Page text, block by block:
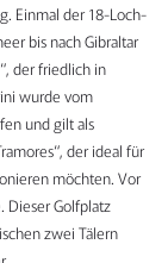
Einmal der 18-Loch-
bis nach Gibraltar
der friedlich in
wurde vom
und gilt als
der ideal für
möchten. Vor
Dieser Golfplatz
zwei Tälern